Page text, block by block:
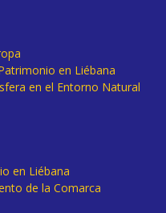
en Liébana
en el Entorno Natural
en Liébana
de la Comarca